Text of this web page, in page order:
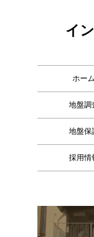
イ
ホーム
地盤調
地盤保
採用情